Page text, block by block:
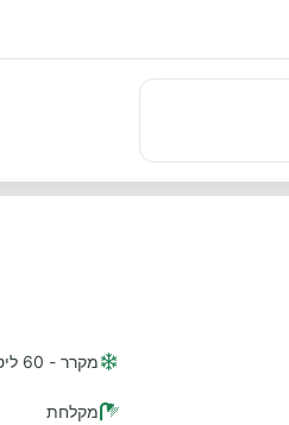
מקרר - 60 ליטר
מקלחת